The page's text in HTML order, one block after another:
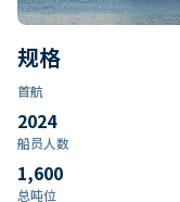
规格
首航
2024
船员人数
1,600
总吨位